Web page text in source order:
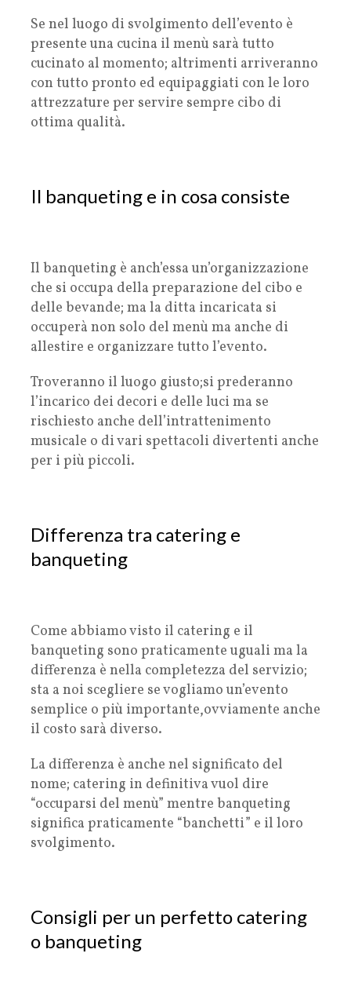
Se nel luogo di svolgimento dell’evento è
presente una cucina il menù sarà tutto
cucinato al momento; altrimenti arriveranno
con tutto pronto ed equipaggiati con le loro
attrezzature per servire sempre cibo di
ottima qualità.
Il banqueting e in cosa consiste
Il banqueting è anch’essa un’organizzazione
che si occupa della preparazione del cibo e
delle bevande; ma la ditta incaricata si
occuperà non solo del menù ma anche di
allestire e organizzare tutto l’evento.
Troveranno il luogo giusto;si prederanno
l’incarico dei decori e delle luci ma se
rischiesto anche dell’intrattenimento
musicale o di vari spettacoli divertenti anche
per i più piccoli.
Differenza tra catering e
banqueting
Come abbiamo visto il catering e il
banqueting sono praticamente uguali ma la
differenza è nella completezza del servizio;
sta a noi scegliere se vogliamo un’evento
semplice o più importante,ovviamente anche
il costo sarà diverso.
La differenza è anche nel significato del
nome; catering in definitiva vuol dire
“occuparsi del menù” mentre banqueting
significa praticamente “banchetti” e il loro
svolgimento.
Consigli per un perfetto catering
o banqueting